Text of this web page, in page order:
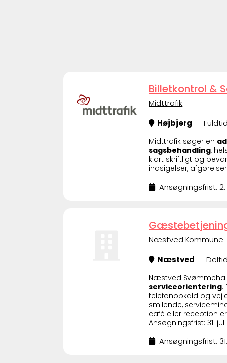
Billetkontrol &
Midttrafik
Højbjerg
Fuldtid
Midttrafik søger en
sagsbehandling,
klart skriftligt og
indsigelser,
Ansøgningsfrist:
Næstved Kommune
Næstved
Deltid
Næstved
serviceorientering.
telefonopkald og
smilende,
café eller reception
Ansøgningsfrist: 31.
Ansøgningsfrist: